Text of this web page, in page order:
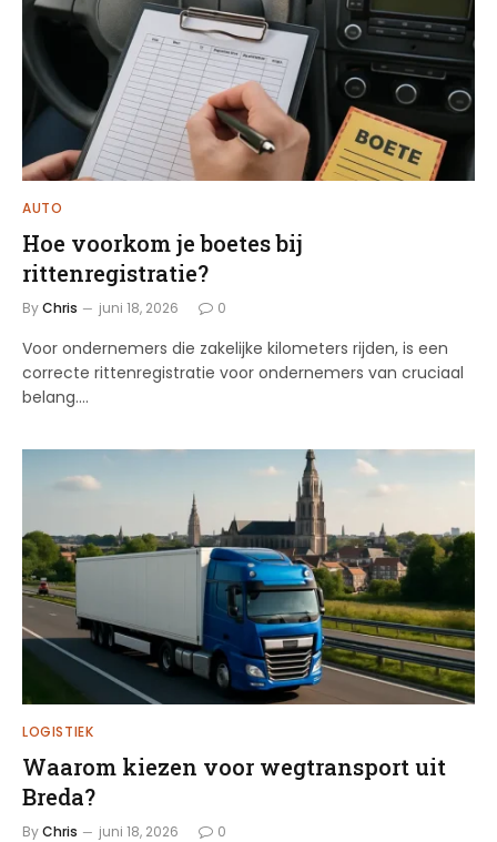
AUTO
Hoe voorkom je boetes bij
rittenregistratie?
ByChris juni 18, 2026 0
Voor ondernemers die zakelijke kilometers rijden, is een
correcte rittenregistratie voor ondernemers van cruciaal
belang.…
LOGISTIEK
Waarom kiezen voor wegtransport uit
Breda?
ByChris juni 18, 2026 0